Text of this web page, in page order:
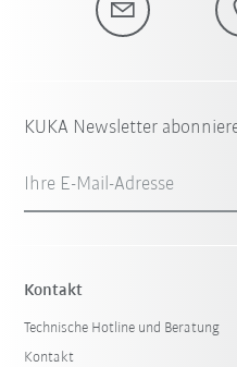
KUKA Newsletter
Ihre E-Mail-Adresse
Kontakt
Technische Hotline und Beratung
Kontakt